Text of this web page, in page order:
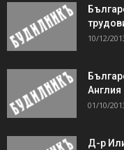
10/12/
Англия
01/10/
Д-р